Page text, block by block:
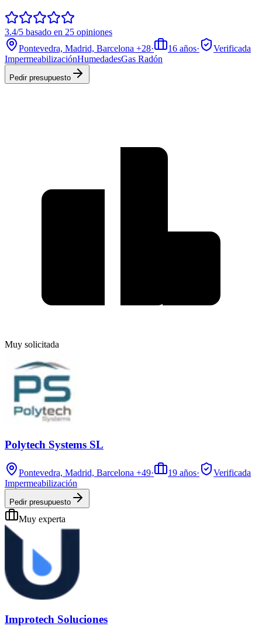
3.4/5 basado en 25 opiniones
Pontevedra, Madrid, Barcelona +28· 16 años·
Verificada
ImpermeabilizaciónHumedadesGas Radón
Pedir presupuesto
Muy solicitada
Polytech Systems SL
Pontevedra, Madrid, Barcelona +49· 19 años·
Verificada
Impermeabilización
Pedir presupuesto
Muy experta
Improtech Soluciones